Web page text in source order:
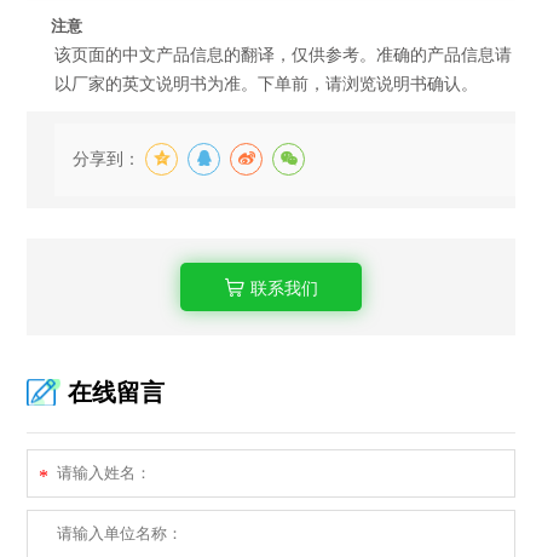
注意
该页面的中文产品信息的翻译，仅供参考。准确的产品信息请
以厂家的英文说明书为准。下单前，请浏览说明书确认。
分享到：
联系我们
在线留言
*